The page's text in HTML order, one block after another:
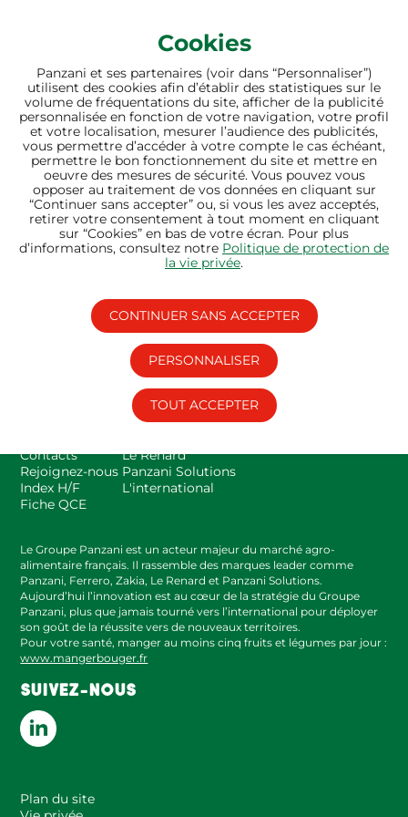
Cookies
Panzani et ses partenaires (voir dans “Personnaliser”)
utilisent des cookies afin d’établir des statistiques sur le
volume de fréquentations du site, afficher de la publicité
personnalisée en fonction de votre navigation, votre profil
et votre localisation, mesurer l’audience des publicités,
vous permettre d’accéder à votre compte le cas échéant,
permettre le bon fonctionnement du site et mettre en
oeuvre des mesures de sécurité. Vous pouvez vous
opposer au traitement de vos données en cliquant sur
“Continuer sans accepter” ou, si vous les avez acceptés,
retirer votre consentement à tout moment en cliquant
sur “Cookies” en bas de votre écran. Pour plus
d’informations, consultez notre Politique de protection de
la vie privée.
CONTINUER SANS ACCEPTER
PERSONNALISER
TOUT ACCEPTER
bien nourrir sème
l’avenir
Contacts
Rejoignez-nous
Index H/F
Fiche QCE
SITES DU GROUPE
Panzani
Le Renard
Panzani Solutions
L'international
Le Groupe Panzani est un acteur majeur du marché agro-
alimentaire français. Il rassemble des marques leader comme
Panzani, Ferrero, Zakia, Le Renard et Panzani Solutions.
Aujourd’hui l’innovation est au cœur de la stratégie du Groupe
Panzani, plus que jamais tourné vers l’international pour déployer
son goût de la réussite vers de nouveaux territoires.
Pour votre santé, manger au moins cinq fruits et légumes par jour :
www.mangerbouger.fr
SUIVEZ-NOUS
Plan du site